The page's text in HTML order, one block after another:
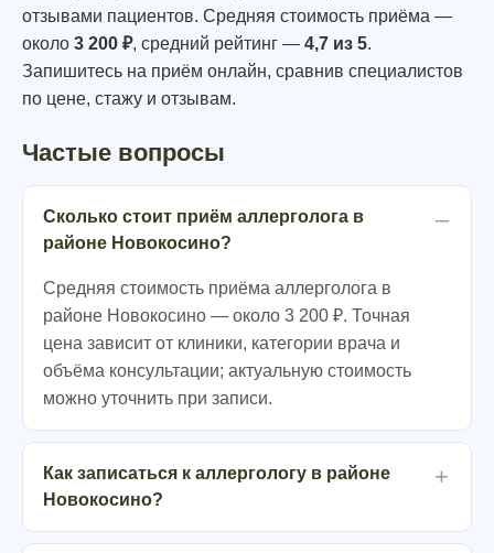
отзывами пациентов. Средняя стоимость приёма —
около 3 200 ₽, средний рейтинг — 4,7 из 5.
Запишитесь на приём онлайн, сравнив специалистов
по цене, стажу и отзывам.
Частые вопросы
Сколько стоит приём аллерголога в
районе Новокосино?
Средняя стоимость приёма аллерголога в
районе Новокосино — около 3 200 ₽. Точная
цена зависит от клиники, категории врача и
объёма консультации; актуальную стоимость
можно уточнить при записи.
Как записаться к аллергологу в районе
Новокосино?